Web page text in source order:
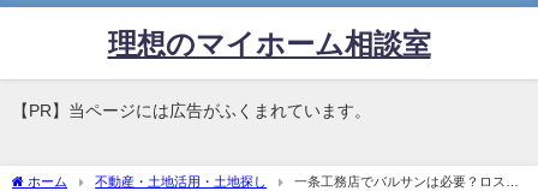
理想のマイホーム相談室
【PR】当ページには広告がふくまれています。
ホーム 不動産・土地活用・土地探し
一条工務店でバルサンは必要？ロスガ